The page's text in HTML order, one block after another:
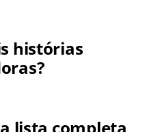
histórias